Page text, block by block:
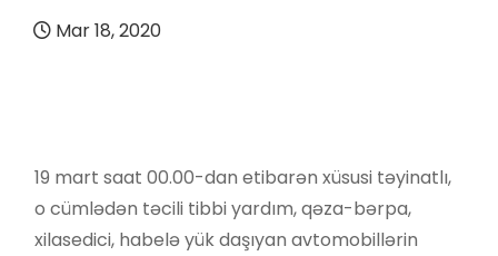
Mar 18, 2020
19 mart saat 00.00-dan etibarən xüsusi təyinatlı,
o cümlədən təcili tibbi yardım, qəza-bərpa,
xilasedici, habelə yük daşıyan avtomobillərin